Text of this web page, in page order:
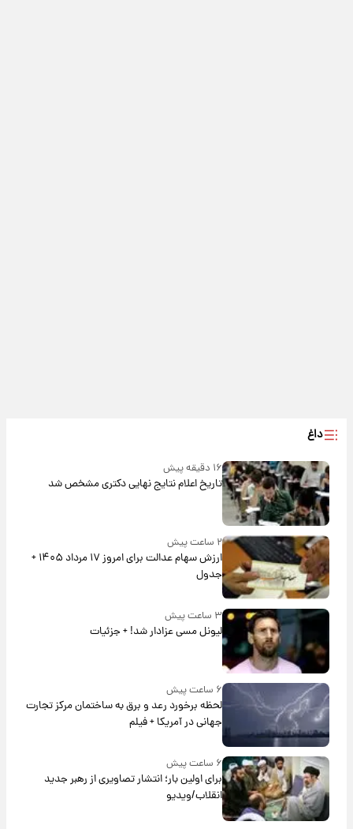
داغ
۱۶ دقیقه پیش
تاریخ اعلام نتایج نهایی دکتری مشخص شد
۲ ساعت پیش
ارزش سهام عدالت برای امروز ۱۷ مرداد ۱۴۰۵ +
جدول
۳ ساعت پیش
لیونل مسی عزادار شد! + جزئیات
۶ ساعت پیش
لحظه برخورد رعد و برق به ساختمان مرکز تجارت
جهانی در آمریکا + فیلم
۶ ساعت پیش
برای اولین بار؛ انتشار تصاویری از رهبر جدید
انقلاب/ویدیو